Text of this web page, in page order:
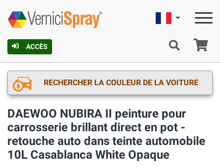
ACCÈS
Française
RECHERCHER LA COULEUR DE LA VOITURE
DAEWOO NUBIRA II peinture pour
carrosserie brillant direct en pot -
retouche auto dans teinte automobile
10L Casablanca White Opaque